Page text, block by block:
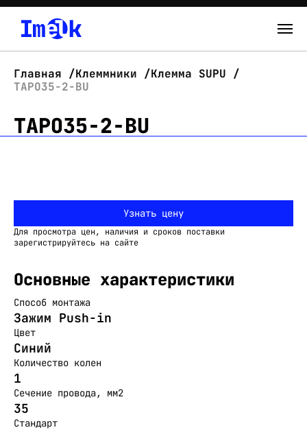
Новости
Контакты
Вход
Главная Клеммники
Клемма SUPU
TAPO35-2-BU
TAPO35-2-BU
Узнать цену
Для просмотра цен, наличия и сроков поставки
зарегистрируйтесь на сайте
Основные характеристики
Способ монтажа
Зажим Push-in
Цвет
Синий
Количество колен
1
Сечение провода, мм2
35
Стандарт